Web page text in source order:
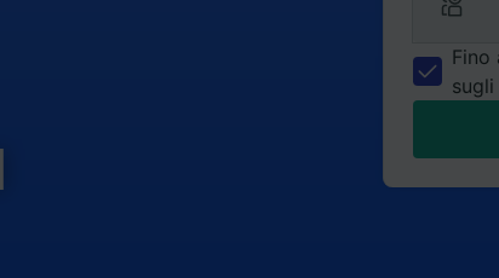
Fino